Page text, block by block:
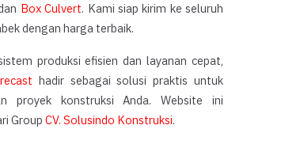
Box Culvert. Kami siap kirim ke seluruh
dengan harga terbaik.
produksi efisien dan layanan cepat,
hadir sebagai solusi praktis untuk
proyek konstruksi Anda. Website ini
GroupCV. Solusindo Konstruksi.